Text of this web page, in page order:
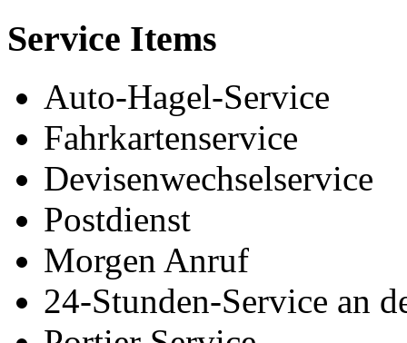
Service Items
Auto-Hagel-Service
Fahrkartenservice
Devisenwechselservice
Postdienst
Morgen Anruf
24-Stunden-Service an